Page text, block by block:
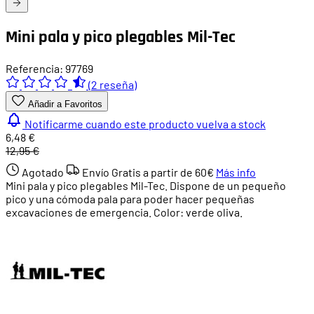
Mini pala y pico plegables Mil-Tec
Referencia: 97769
(2 reseña)
Añadir a Favoritos
Notificarme cuando este producto vuelva a stock
6,48 €
12,95 €
Agotado
Envío Gratis a partir de 60€ Más info
Mini pala y pico plegables Mil-Tec. Dispone de un pequeño
pico y una cómoda pala para poder hacer pequeñas
excavaciones de emergencia. Color: verde oliva.